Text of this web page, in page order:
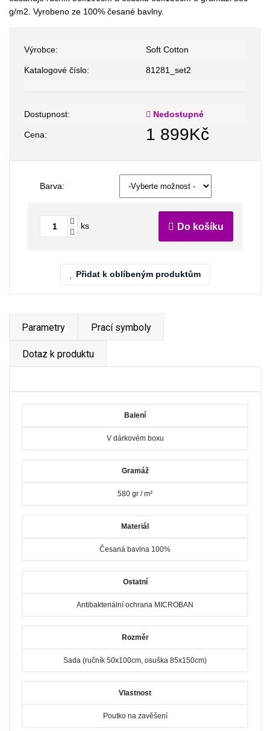
g/m2. Vyrobeno ze 100% česané bavlny.
Výrobce: Soft Cotton
Katalogové číslo: 81281_set2
Dostupnost: Nedostupné
Cena: 1 899Kč
Barva:
ks Do košíku
Přidat k oblíbeným produktům
Parametry Prací symboly
Dotaz k produktu
Balení
V dárkovém boxu
Gramáž
580 gr / m²
Materiál
Česaná bavlna 100%
Ostatní
Antibakteriální ochrana MICROBAN
Rozměr
Sada (ručník 50x100cm, osuška 85x150cm)
Vlastnost
Poutko na zavěšení